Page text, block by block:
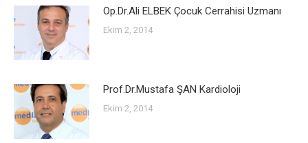
Op.Dr.Ali ELBEK Çocuk Cerrahisi Uzmanı
Ekim 2, 2014
Prof.Dr.Mustafa ŞAN Kardioloji
Ekim 2, 2014